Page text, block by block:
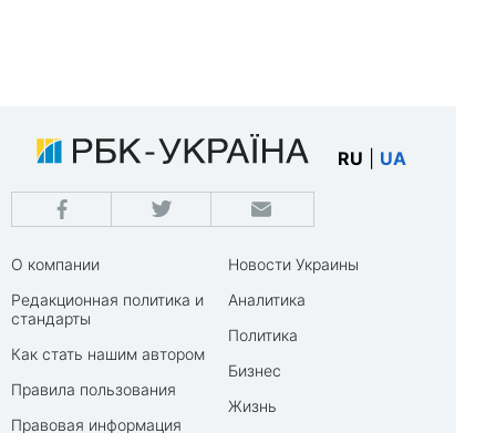
RU UA
О компании
Редакционная политика и
стандарты
Как стать нашим автором
Правила пользования
Правовая информация
Новости Украины
Аналитика
Политика
Бизнес
Жизнь